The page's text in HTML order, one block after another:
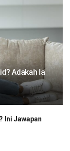
Adakah Ia
Ini Jawapan